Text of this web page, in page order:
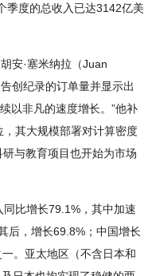
季度的总收入已达3142亿美
安·塞米纳拉（Juan
创纪录的订单量并显示出
以非凡的速度增长。”他补
其大规模部署对计算密度
与教育项目也开始为市场
比增长79.1%，其中加速
后，增长69.8%；中国增长
。亚太地区（不含日本和